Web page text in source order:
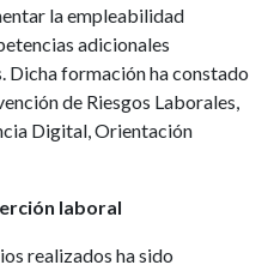
la empleabilidad
adicionales
Dicha formación ha constado
de Riesgos Laborales,
Digital, Orientación
laboral
realizados ha sido